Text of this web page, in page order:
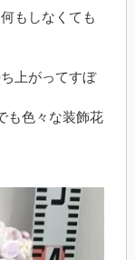
もしなくても
上がってすぼ
も色々な装飾花